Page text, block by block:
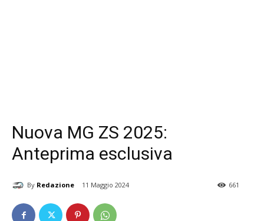
Nuova MG ZS 2025:
Anteprima esclusiva
By Redazione 11 Maggio 2024 661